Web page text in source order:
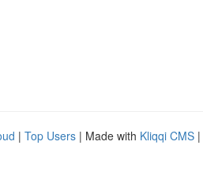
| Top Users | Made with Kliqqi CMS |